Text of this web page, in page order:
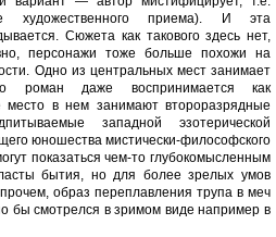
художественного приема). И эта
Сюжета как такового здесь нет,
персонажи тоже больше похожи на
Одно из центральных мест занимает
роман даже воспринимается как
место в нем занимают второразрядные
западной эзотерической
юношества мистически-философского
показаться чем-то глубокомысленным
бытия, но для более зрелых умов
образ переплавления трупа в меч
бы смотрелся в зримом виде например в